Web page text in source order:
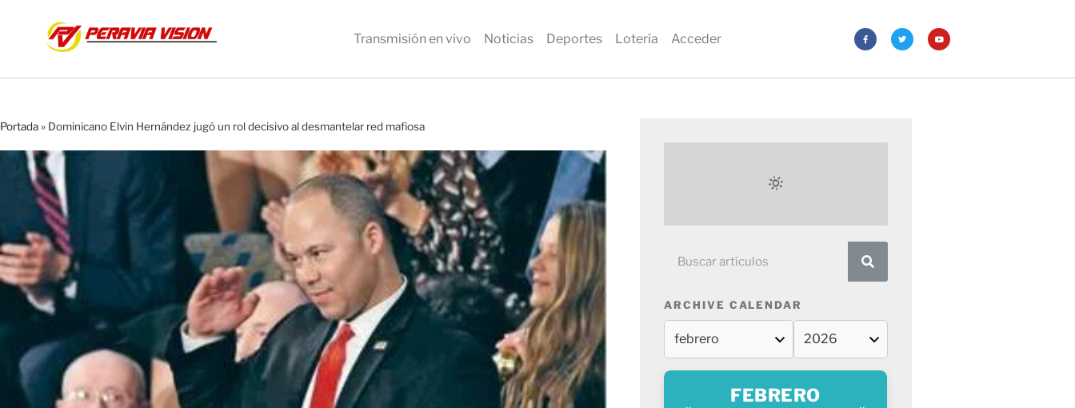
Transmisión en vivo Noticias Deportes Lotería Acceder
Portada» Dominicano Elvin Hernández jugó un rol decisivo al desmantelar red mafiosa
ARCHIVE CALENDAR
FEBRERO